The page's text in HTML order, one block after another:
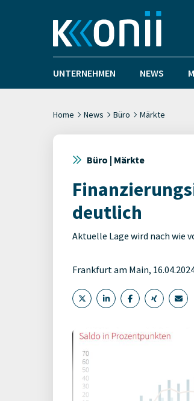
UNTERNEHMEN NEWS
Home News Büro Märkte
Büro | Märkte
deutlich
Aktuelle Lage wird nach wie
Frankfurt am Main,